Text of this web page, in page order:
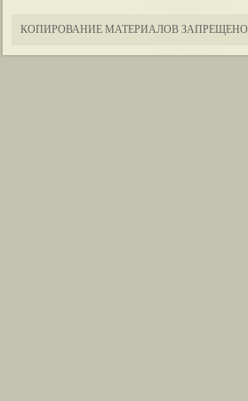
КОПИРОВАНИЕ МАТЕРИАЛОВ ЗАПРЕЩЕНО